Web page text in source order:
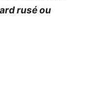
rusé ou